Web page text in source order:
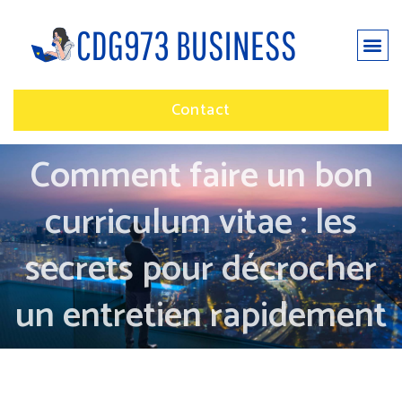
Contact
Comment faire un bon
curriculum vitae : les
secrets pour décrocher
un entretien rapidement